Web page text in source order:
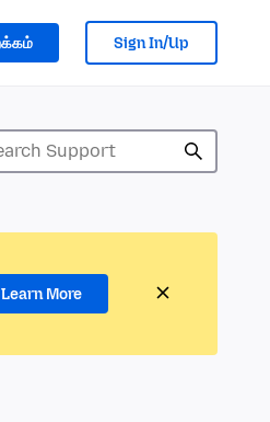
Sign In/Up
Learn More